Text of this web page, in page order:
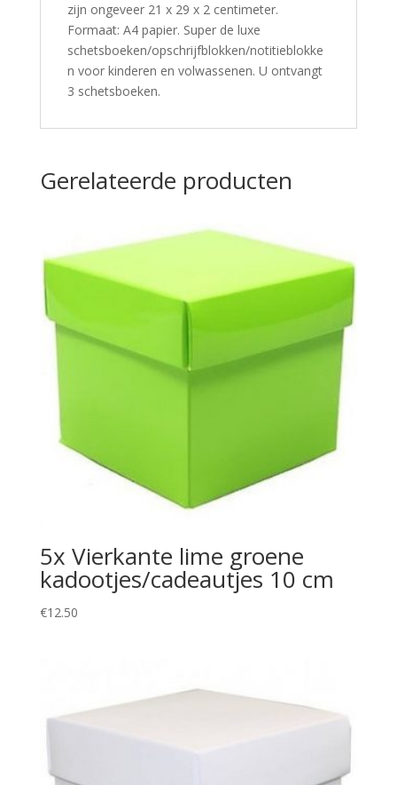
zijn ongeveer 21 x 29 x 2 centimeter.
Formaat: A4 papier. Super de luxe
schetsboeken/opschrijfblokken/notitieblokke
n voor kinderen en volwassenen. U ontvangt
3 schetsboeken.
Gerelateerde producten
5x Vierkante lime groene
kadootjes/cadeautjes 10 cm
€12.50